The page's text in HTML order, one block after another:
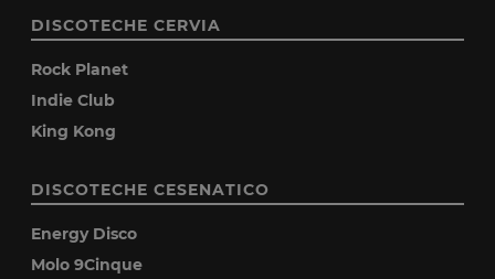
DISCOTECHE CERVIA
Rock Planet
Indie Club
King Kong
DISCOTECHE CESENATICO
Energy Disco
Molo 9Cinque